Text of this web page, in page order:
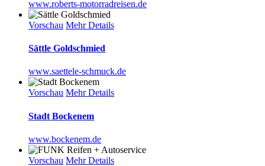
www.roberts-motorradreisen.de
Vorschau Mehr Details
Sättle Goldschmied
www.saettele-schmuck.de
Vorschau Mehr Details
Stadt Bockenem
www.bockenem.de
Vorschau Mehr Details